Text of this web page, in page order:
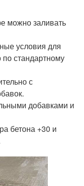
можно заливать
условия для
по стандартному
с
добавками и
бетона +30 и